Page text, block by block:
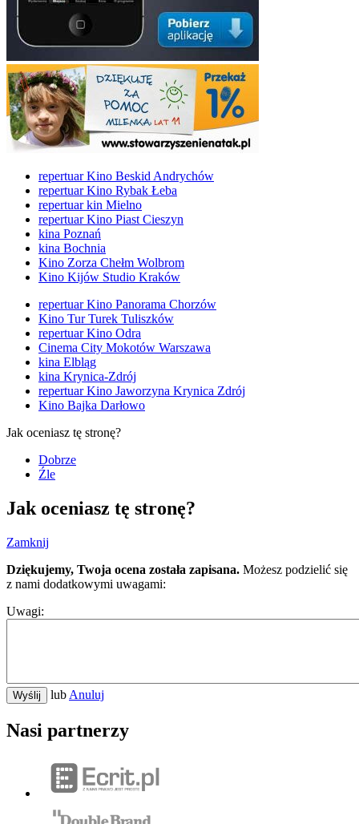
repertuar Kino Beskid Andrychów
repertuar Kino Rybak Łeba
repertuar kin Mielno
repertuar Kino Piast Cieszyn
kina Poznań
kina Bochnia
Kino Zorza Chełm Wolbrom
Kino Kijów Studio Kraków
repertuar Kino Panorama Chorzów
Kino Tur Turek Tuliszków
repertuar Kino Odra
Cinema City Mokotów Warszawa
kina Elbląg
kina Krynica-Zdrój
repertuar Kino Jaworzyna Krynica Zdrój
Kino Bajka Darłowo
Jak oceniasz tę stronę?
Dobrze
Źle
Jak oceniasz tę stronę?
Zamknij
Dziękujemy, Twoja ocena została zapisana. Możesz podzielić się
z nami dodatkowymi uwagami:
Uwagi:
Wyślij lub Anuluj
Nasi partnerzy